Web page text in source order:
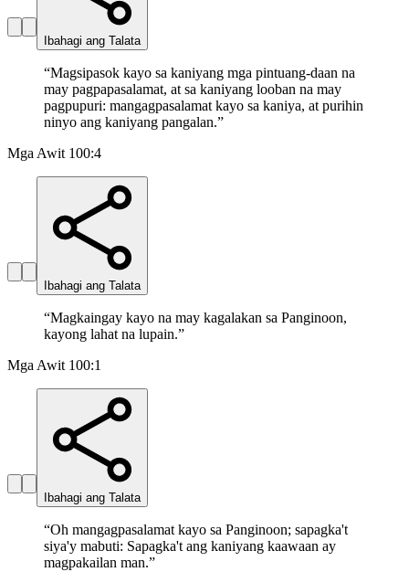
Ibahagi ang Talata
“Magsipasok kayo sa kaniyang mga pintuang-daan na
may pagpapasalamat, at sa kaniyang looban na may
pagpupuri: mangagpasalamat kayo sa kaniya, at purihin
ninyo ang kaniyang pangalan.”
Mga Awit 100:4
Ibahagi ang Talata
“Magkaingay kayo na may kagalakan sa Panginoon,
kayong lahat na lupain.”
Mga Awit 100:1
Ibahagi ang Talata
“Oh mangagpasalamat kayo sa Panginoon; sapagka't
siya'y mabuti: Sapagka't ang kaniyang kaawaan ay
magpakailan man.”